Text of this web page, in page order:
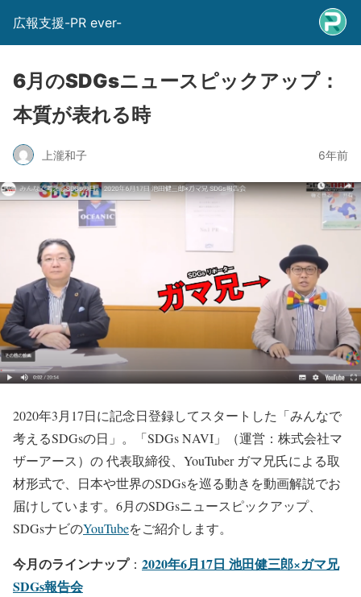
広報支援-PR ever-
6月のSDGsニュースピックアップ：
本質が表れる時
上瀧和子 6年前
2020年3月17日に記念日登録してスタートした「みんなで
考えるSDGsの日」。「SDGs NAVI」（運営：株式会社マ
ザーアース）の 代表取締役、YouTuber ガマ兄氏による取
材形式で、日本や世界のSDGsを巡る動きを動画解説でお
届けしています。6月のSDGsニュースピックアップ、
SDGsナビのYouTubeをご紹介します。
今月のラインナップ： 2020年6月17日 池田健三郎×ガマ兄
SDGs報告会